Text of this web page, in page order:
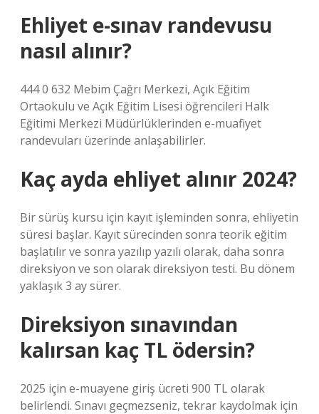
Ehliyet e-sınav randevusu
nasıl alınır?
444 0 632 Mebim Çağrı Merkezi, Açık Eğitim
Ortaokulu ve Açık Eğitim Lisesi öğrencileri Halk
Eğitimi Merkezi Müdürlüklerinden e-muafiyet
randevuları üzerinde anlaşabilirler.
Kaç ayda ehliyet alınır 2024?
Bir sürüş kursu için kayıt işleminden sonra, ehliyetin
süresi başlar. Kayıt sürecinden sonra teorik eğitim
başlatılır ve sonra yazılıp yazılı olarak, daha sonra
direksiyon ve son olarak direksiyon testi. Bu dönem
yaklaşık 3 ay sürer.
Direksiyon sınavından
kalırsan kaç TL ödersin?
2025 için e-muayene giriş ücreti 900 TL olarak
belirlendi. Sınavı geçmezseniz, tekrar kaydolmak için